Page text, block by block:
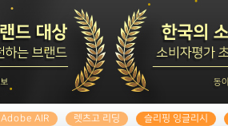
Adobe AIR 렛츠고 리딩 슬리핑 잉글리시